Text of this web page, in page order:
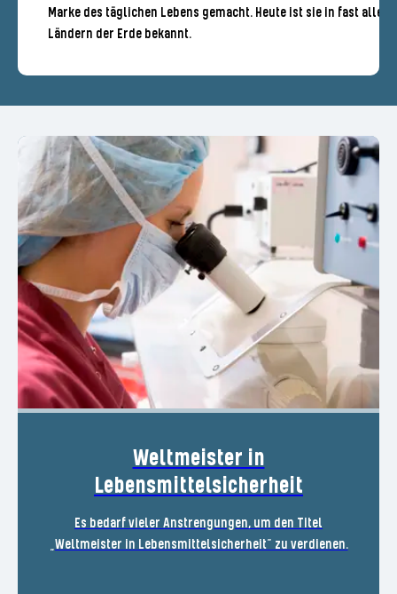
Marke des täglichen Lebens gemacht. Heute ist sie in fast allen
Ländern der Erde bekannt.
Weltmeister in
Lebensmittelsicherheit
Es bedarf vieler Anstrengungen, um den Titel
„Weltmeister in Lebensmittelsicherheit“ zu verdienen.